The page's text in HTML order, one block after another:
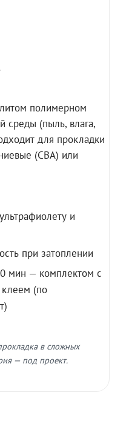
полимерном
среды (пыль, влага,
для прокладки
(СВА) или
и
при затоплении
мин — комплектом с
(по
в сложных
— под проект.